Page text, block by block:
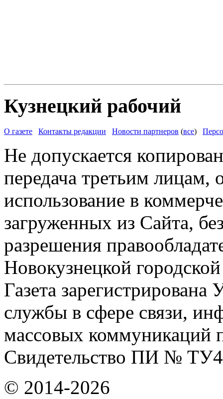
Кузнецкий рабочий
О газете Контакты редакции Новости партнеров (все)
Не допускается
передача третьим лицам,
использование в
загруженных из Сайта,
разрешения
Новокузнецкой
Газета
службы в сфере связи,
массовых коммуникаций
Свидетельство ПИ №
© 2014-2026